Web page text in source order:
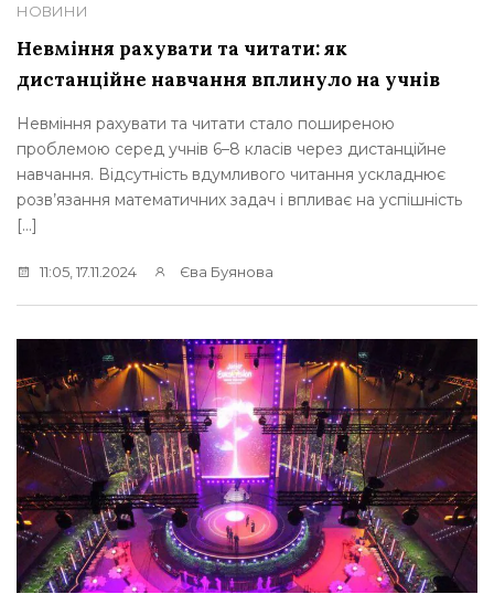
НОВИНИ
Невміння рахувати та читати: як
дистанційне навчання вплинуло на учнів
Невміння рахувати та читати стало поширеною
проблемою серед учнів 6–8 класів через дистанційне
навчання. Відсутність вдумливого читання ускладнює
розв’язання математичних задач і впливає на успішність
[…]
11:05, 17.11.2024 Єва Буянова